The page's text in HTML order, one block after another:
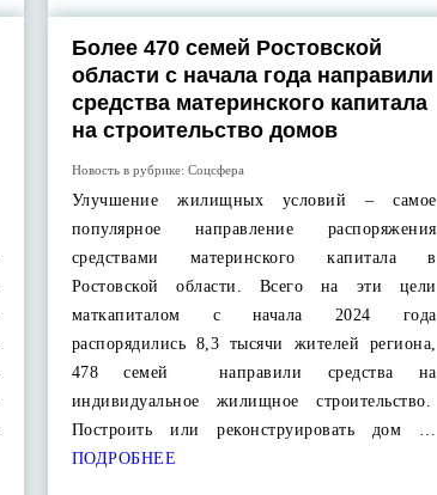
Более 470 семей Ростовской
области с начала года направили
средства материнского капитала
на строительство домов
Новость в рубрике: Соцсфера
Улучшение жилищных условий – самое
популярное направление распоряжения
средствами материнского капитала в
Ростовской области. Всего на эти цели
маткапиталом с начала 2024 года
распорядились 8,3 тысячи жителей региона,
478 семей направили средства на
индивидуальное жилищное строительство.
Построить или реконструировать дом …
ПОДРОБНЕЕ